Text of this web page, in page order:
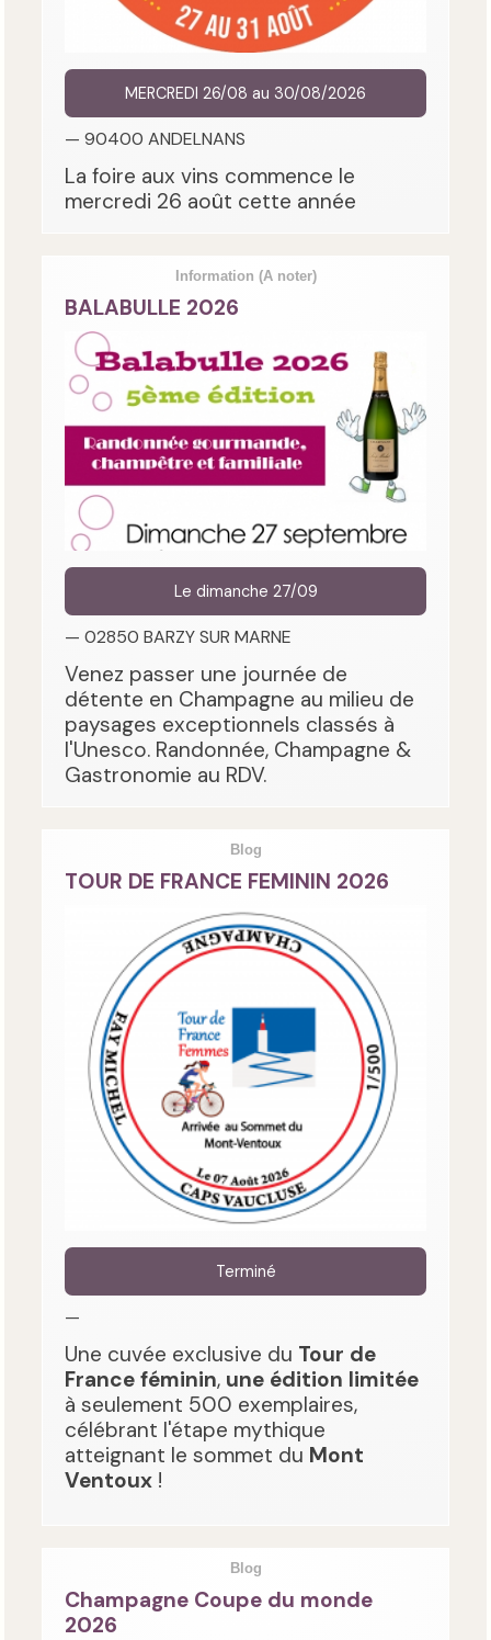
MERCREDI 26/08 au 30/08/2026
— 90400 ANDELNANS
La foire aux vins commence le
mercredi 26 août cette année
Information (A noter)
BALABULLE 2026
Le dimanche 27/09
— 02850 BARZY SUR MARNE
Venez passer une journée de
détente en Champagne au milieu de
paysages exceptionnels classés à
l'Unesco. Randonnée, Champagne &
Gastronomie au RDV.
Blog
TOUR DE FRANCE FEMININ 2026
Terminé
—
Une cuvée exclusive du Tour de
France féminin, une édition limitée
à seulement 500 exemplaires,
célébrant l'étape mythique
atteignant le sommet du Mont
Ventoux !
Blog
Champagne Coupe du monde
2026